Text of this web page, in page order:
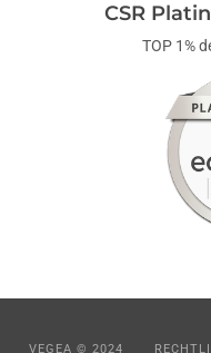
CSR
TOP 1%
VEGEA © 2024